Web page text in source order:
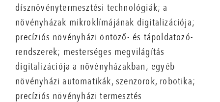
dísznövénytermesztési technológiák; a
növényházak mikroklímájának digitalizációja;
precíziós növényházi öntöző- és tápoldatozó-
rendszerek; mesterséges megvilágítás
digitalizációja a növény­házakban; egyéb
növényházi automatikák, szenzorok, robotika;
precíziós növényházi termesztés